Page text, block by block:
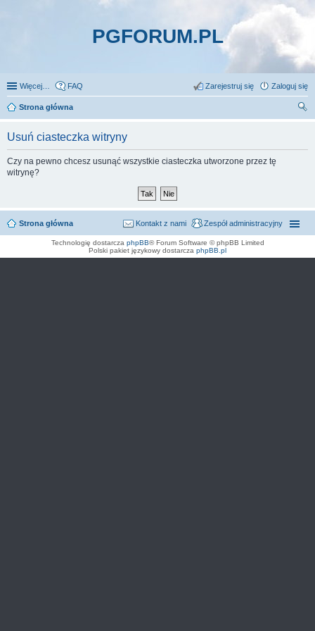
PGFORUM.PL
Więcej… FAQ Zaloguj się
Zarejestruj się
Strona główna
Usuń ciasteczka witryny
Czy na pewno chcesz usunąć wszystkie ciasteczka utworzone przez tę
witrynę?
Strona główna Zespół administracyjny
Kontakt z nami
Technologię dostarcza phpBB® Forum Software © phpBB Limited
Polski pakiet językowy dostarcza phpBB.pl